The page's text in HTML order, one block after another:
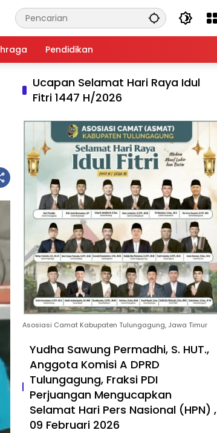
Pendidikan
Ucapan Selamat Hari Raya Idul
Fitri 1447 H/2026
Asosiasi Camat Kabupaten Tulungagung, Jawa Timur
Yudha Sawung Permadhi, S. HUT.,
Anggota Komisi A DPRD
Tulungagung, Fraksi PDI
Perjuangan Mengucapkan
Selamat Hari Pers Nasional (HPN) ,
09 Februari 2026